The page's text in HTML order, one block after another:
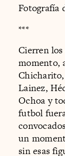
Fotografía
***
Cierren
momento,
Lainez,
Ochoa y
futbol
un
sin esas